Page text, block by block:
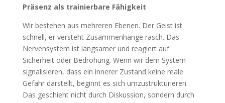
Präsenz als trainierbare Fähigkeit
Wir bestehen aus mehreren Ebenen. Der Geist ist
schnell, er versteht Zusammenhänge rasch. Das
Nervensystem ist langsamer und reagiert auf
Sicherheit oder Bedrohung. Wenn wir dem System
signalisieren, dass ein innerer Zustand keine reale
Gefahr darstellt, beginnt es sich umzustrukturieren.
Das geschieht nicht durch Diskussion, sondern durch